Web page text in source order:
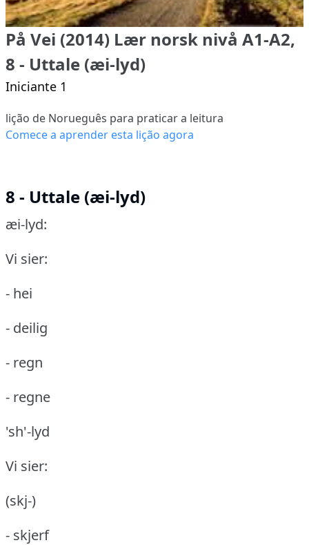
På Vei (2014) Lær norsk nivå A1-A2,
8 - Uttale (æi-lyd)
Iniciante 1
lição de Norueguês para praticar a leitura
Comece a aprender esta lição agora
8 - Uttale (æi-lyd)
æi-lyd:
Vi sier:
- hei
- deilig
- regn
- regne
'sh'-lyd
Vi sier:
(skj-)
- skjerf